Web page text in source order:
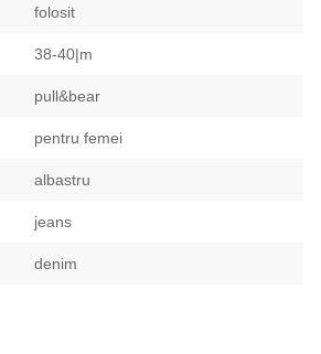
folosit
38-40|m
pull&bear
pentru femei
albastru
jeans
denim